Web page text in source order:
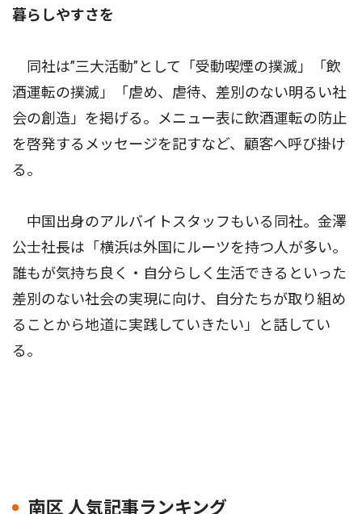
暮らしやすさを
同社は”三大活動”として「受動喫煙の撲滅」「飲
酒運転の撲滅」「虐め、虐待、差別のない明るい社
会の創造」を掲げる。メニュー表に飲酒運転の防止
を啓発するメッセージを記すなど、顧客へ呼び掛け
る。
中国出身のアルバイトスタッフもいる同社。金澤
公士社長は「横浜は外国にルーツを持つ人が多い。
誰もが気持ち良く・自分らしく生活できるといった
差別のない社会の実現に向け、自分たちが取り組め
ることから地道に実践していきたい」と話してい
る。
南区 人気記事ランキング